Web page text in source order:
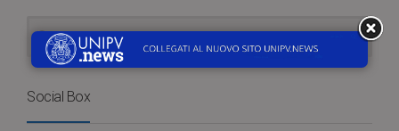
Social Box